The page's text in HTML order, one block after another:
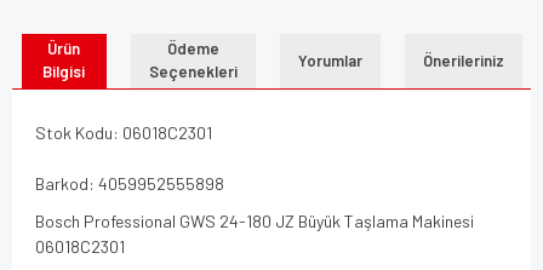
Ürün
Bilgisi
Ödeme
Seçenekleri
Yorumlar Önerileriniz
Stok Kodu: 06018C2301
Barkod: 4059952555898
Bosch Professional GWS 24-180 JZ Büyük Taşlama Makinesi
06018C2301